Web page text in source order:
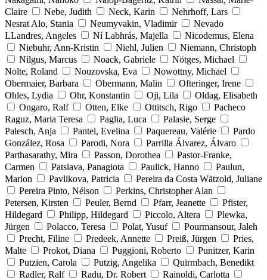
Claire
Nebe, Judith Neck, Karin
Nehrhoff, Lars
Nesrat Alo, Stania
Neumyvakin, Vladimir
Nevado
LLandres, Angeles
Ní Labhrás, Majella
Nicodemus, Elena
Niebuhr, Ann-Kristin
Niehl, Julien
Niemann, Christoph
Nilgus, Marcus
Noack, Gabriele
Nötges, Michael
Nolte, Roland
Nouzovska, Eva
Nowottny, Michael
Obermaier, Barbara
Obermann, Malin
Ofteringer, Irene
Ohles, Lydia
Ohr, Konstantin Oji, Lila
Oldag, Elisabeth
Ongaro, Ralf
Otten, Elke Ottitsch, Rigo
Pacheco
Raguz, Maria Teresa
Paglia, Luca
Palasie, Serge
Palesch, Anja
Pantel, Evelina Paquereau, Valérie
Pardo
González, Rosa
Parodi, Nora
Parrilla Álvarez, Álvaro
Parthasarathy, Mira
Passon, Dorothea
Pastor-Franke,
Carmen
Patsiava, Panagiota Paulick, Hanno
Paulun,
Marion
Pavlikova, Patricia
Pereira da Costa Wätzold, Juliane
Pereira Pinto, Nélson
Perkins, Christopher Alan
Petersen, Kirsten
Peuler, Bernd Pfarr, Jeanette
Pfister,
Hildegard
Philipp, Hildegard Piccolo, Altera
Plewka,
Jürgen
Polacco, Teresa Polat, Yusuf
Pourmansour, Jaleh
Precht, Filine
Predeek, Annette Preiß, Jürgen
Pries,
Malte
Prokot, Diana Puggioni, Roberto
Punitzer, Karin
Putzien, Carola
Putzig, Angelika
Quirmbach, Benedikt
Radler, Ralf
Radu, Dr. Robert
Rainoldi, Carlotta